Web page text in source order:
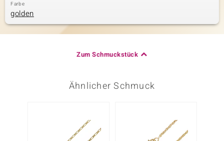
Farbe
golden
Zum Schmuckstück
Ähnlicher Schmuck